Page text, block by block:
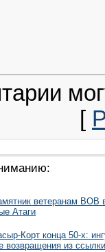
[
ветеранам ВОВ
Атаги
Корт конца 50-х:
возвращения из ссылки